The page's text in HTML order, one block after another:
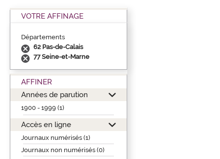
VOTRE AFFINAGE
Départements
62 Pas-de-Calais
77 Seine-et-Marne
AFFINER
Années de parution
1900 - 1999 (1)
Accès en ligne
Journaux numérisés (1)
Journaux non numérisés (0)